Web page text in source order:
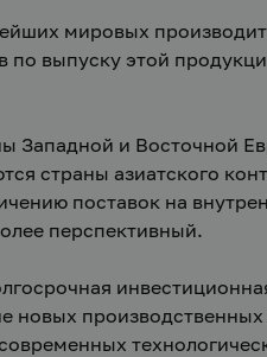
мировых
выпуску этой
Западной и Восточной
страны азиатского
поставок на
перспективный.
новых